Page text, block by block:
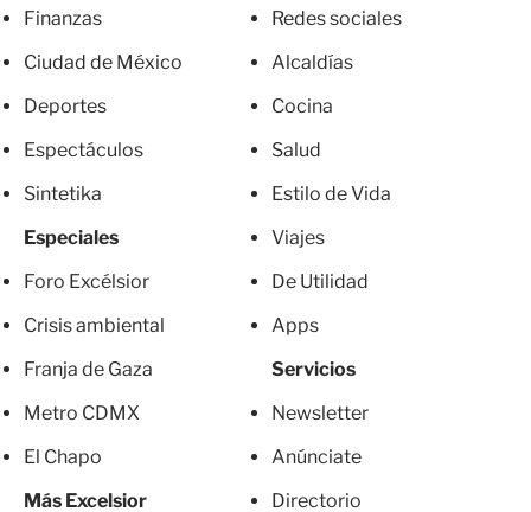
Finanzas
Ciudad de México
Deportes
Espectáculos
Sintetika
Especiales
Foro Excélsior
Crisis ambiental
Franja de Gaza
Metro CDMX
El Chapo
Más Excelsior
Redes sociales
Alcaldías
Cocina
Salud
Estilo de Vida
Viajes
De Utilidad
Apps
Servicios
Newsletter
Anúnciate
Directorio